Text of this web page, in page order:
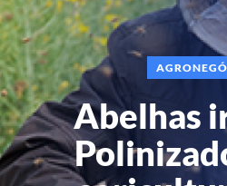
Abelhas